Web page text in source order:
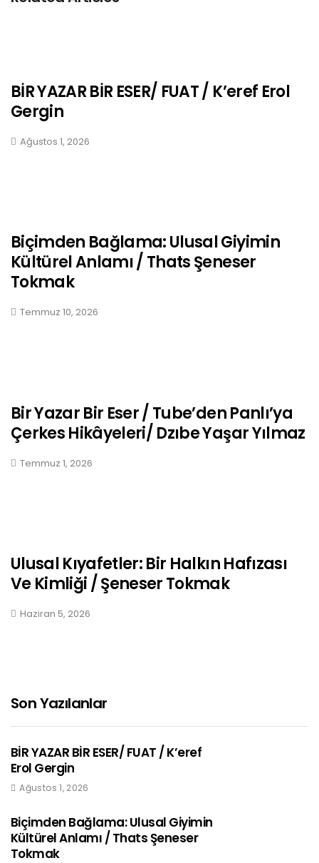
BİR YAZAR BİR ESER/ FUAT / K’eref Erol
Gergin
Ağustos 1, 2026
Biçimden Bağlama: Ulusal Giyimin
Kültürel Anlamı / Thats Şeneser
Tokmak
Temmuz 10, 2026
Bir Yazar Bir Eser / Tube’den Panlı’ya
Çerkes Hikâyeleri/ Dzıbe Yaşar Yılmaz
Temmuz 1, 2026
Ulusal Kıyafetler: Bir Halkın Hafızası
Ve Kimliği / Şeneser Tokmak
Haziran 5, 2026
Son Yazılanlar
BİR YAZAR BİR ESER/ FUAT / K’eref
Erol Gergin
Ağustos 1, 2026
Biçimden Bağlama: Ulusal Giyimin
Kültürel Anlamı / Thats Şeneser
Tokmak